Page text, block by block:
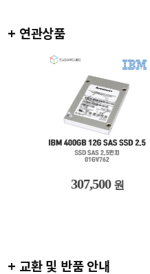
+ 연관상품
307,500원
+ 교환 및 반품 안내